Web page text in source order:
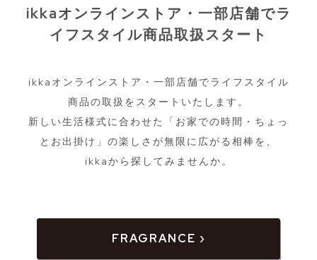
ikkaオンラインストア・一部店舗でラ
イフスタイル商品取扱スタート
ikkaオンラインストア・一部店舗でライフスタイル
商品の取扱をスタートいたします。
新しい生活様式に合わせた「お家での時間・ちょっ
とお出掛け」の楽しさが無限に広がる相棒を、
ikkaから探してみませんか。
FRAGRANCE ›